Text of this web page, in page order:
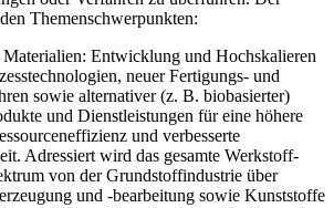
Themenschwerpunkten:
Entwicklung und Hochskalieren
neuer Fertigungs- und
sowie alternativer (z. B. biobasierter)
und Dienstleistungen für eine höhere
und verbesserte
Adressiert wird das gesamte Werkstoff-
von der Grundstoffindustrie über
und -bearbeitung sowie Kunststoffe